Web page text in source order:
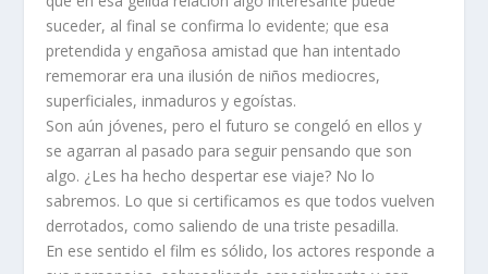
suceder, al final se confirma lo evidente; que esa
pretendida y engañosa amistad que han intentado
rememorar era una ilusión de niños mediocres,
superficiales, inmaduros y egoístas.
Son aún jóvenes, pero el futuro se congeló en ellos y
se agarran al pasado para seguir pensando que son
algo. ¿Les ha hecho despertar ese viaje? No lo
sabremos. Lo que si certificamos es que todos vuelven
derrotados, como saliendo de una triste pesadilla.
En ese sentido el film es sólido, los actores responde a